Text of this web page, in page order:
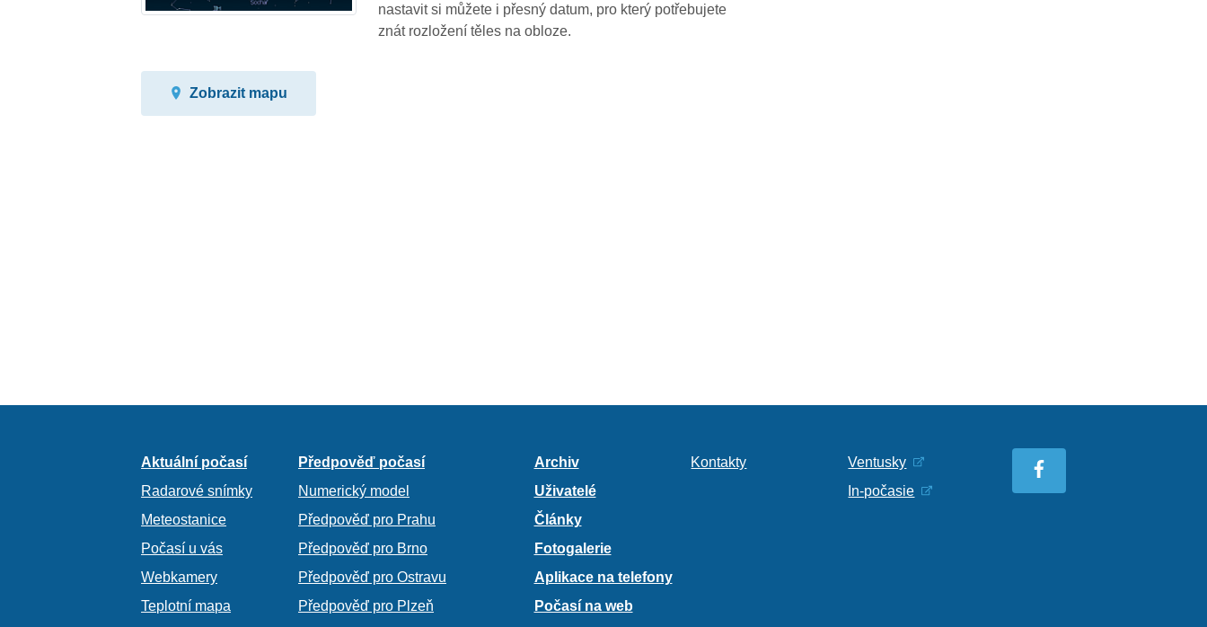
nastavit si můžete i přesný datum, pro který potřebujete
znát rozložení těles na obloze.
Zobrazit mapu
Aktuální počasí
Radarové snímky
Meteostanice
Počasí u vás
Webkamery
Teplotní mapa
Předpověď počasí
Numerický model
Předpověď pro Prahu
Předpověď pro Brno
Předpověď pro Ostravu
Předpověď pro Plzeň
Archiv
Uživatelé
Články
Fotogalerie
Aplikace na telefony
Počasí na web
Kontakty
Ventusky
In-počasie